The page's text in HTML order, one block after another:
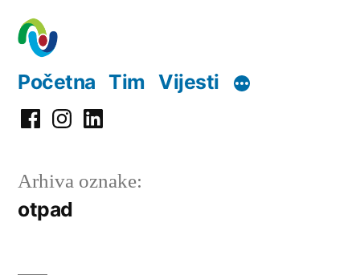
Preskoči
sadržaj
Početna Tim Vijesti
FacebookInstagramLinkedIn
Arhiva oznake:
otpad